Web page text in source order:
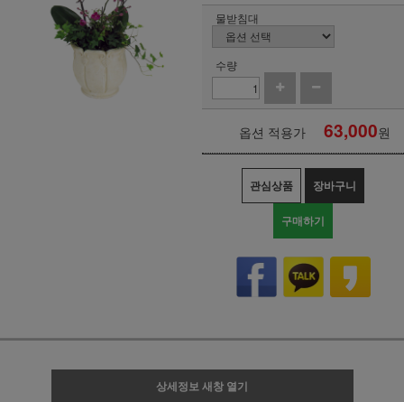
물받침대
수량
옵션 적용가 63,000원
관심상품 장바구니
구매하기
상세정보 새창 열기